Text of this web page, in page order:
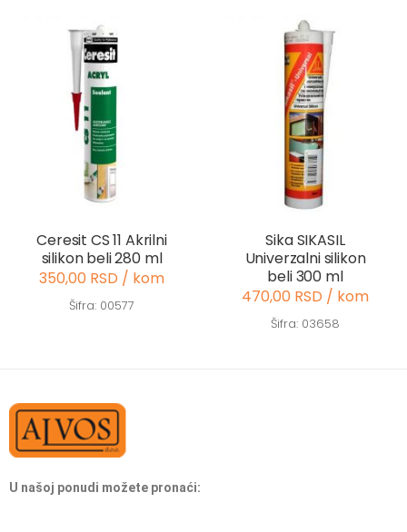
Ceresit CS 11 Akrilni
silikon beli 280 ml
350,00 RSD / kom
Šifra: 00577
Sika SIKASIL
Univerzalni silikon
beli 300 ml
470,00 RSD / kom
Šifra: 03658
U našoj ponudi možete pronaći: